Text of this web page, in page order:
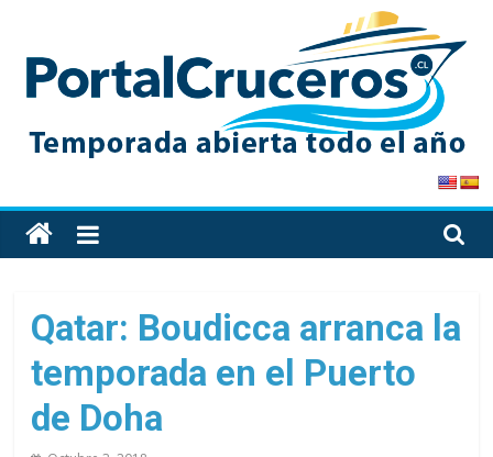
content
PortalCruceros
Toda
la
de
cruceros
en
solo
Qatar: Boudicca arranca la
temporada en el Puerto
de Doha